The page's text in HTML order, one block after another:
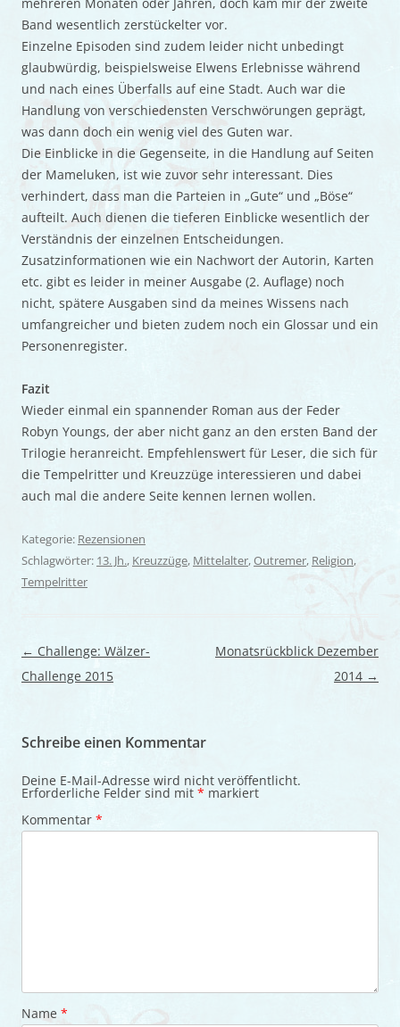
Band wesentlich zerstückelter vor.
Einzelne Episoden sind zudem leider nicht unbedingt
glaubwürdig, beispielsweise Elwens Erlebnisse während
und nach eines Überfalls auf eine Stadt. Auch war die
Handlung von verschiedensten Verschwörungen geprägt,
was dann doch ein wenig viel des Guten war.
Die Einblicke in die Gegenseite, in die Handlung auf Seiten
der Mameluken, ist wie zuvor sehr interessant. Dies
verhindert, dass man die Parteien in „Gute“ und „Böse“
aufteilt. Auch dienen die tieferen Einblicke wesentlich der
Verständnis der einzelnen Entscheidungen.
Zusatzinformationen wie ein Nachwort der Autorin, Karten
etc. gibt es leider in meiner Ausgabe (2. Auflage) noch
nicht, spätere Ausgaben sind da meines Wissens nach
umfangreicher und bieten zudem noch ein Glossar und ein
Personenregister.
Fazit
Wieder einmal ein spannender Roman aus der Feder
Robyn Youngs, der aber nicht ganz an den ersten Band der
Trilogie heranreicht. Empfehlenswert für Leser, die sich für
die Tempelritter und Kreuzzüge interessieren und dabei
auch mal die andere Seite kennen lernen wollen.
Kategorie: Rezensionen
Schlagwörter: 13. Jh., Kreuzzüge, Mittelalter,Outremer, Religion,
Tempelritter
Beitragsnavigation
← Challenge: Wälzer-
Challenge 2015
Monatsrückblick Dezember
2014 →
Schreibe einen Kommentar
Deine E-Mail-Adresse wird nicht veröffentlicht.
Erforderliche Felder sind mit * markiert
Kommentar *
Name *